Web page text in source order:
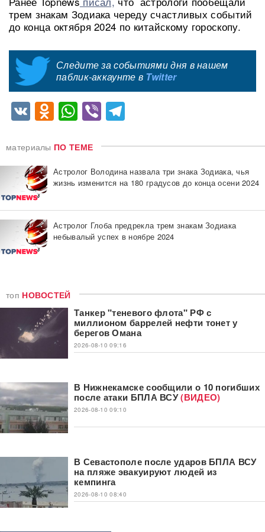
трем знакам Зодиака череду счастливых событий
до конца октября 2024 по китайскому гороскопу.
Следите за событиями дня в нашем
паблик-аккаунте в Twitter
VKOdnoklassniki
WhatsApp
Viber
материалы ПО ТЕМЕ
Астролог Володина назвала три знака Зодиака, чья
жизнь изменится на 180 градусов до конца осени 2024
Астролог Глоба предрекла трем знакам Зодиака
небывалый успех в ноябре 2024
топ НОВОСТЕЙ
Танкер "теневого флота" РФ с
миллионом баррелей нефти тонет у
берегов Омана
2026-08-10 09:16
В Нижнекамске сообщили о 10 погибших
после атаки БПЛА ВСУ(ВИДЕО)
2026-08-10 09:10
В Севастополе после ударов БПЛА ВСУ
на пляже эвакуируют людей из
кемпинга
2026-08-10 08:40